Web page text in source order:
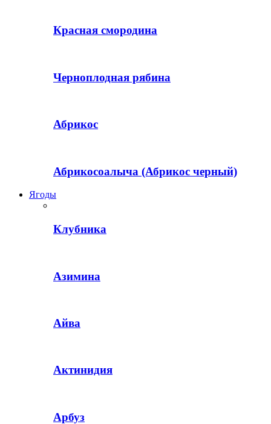
Красная смородина
Черноплодная рябина
Абрикос
Абрикосоалыча (Абрикос черный)
Ягоды
Клубника
Азимина
Айва
Актинидия
Арбуз